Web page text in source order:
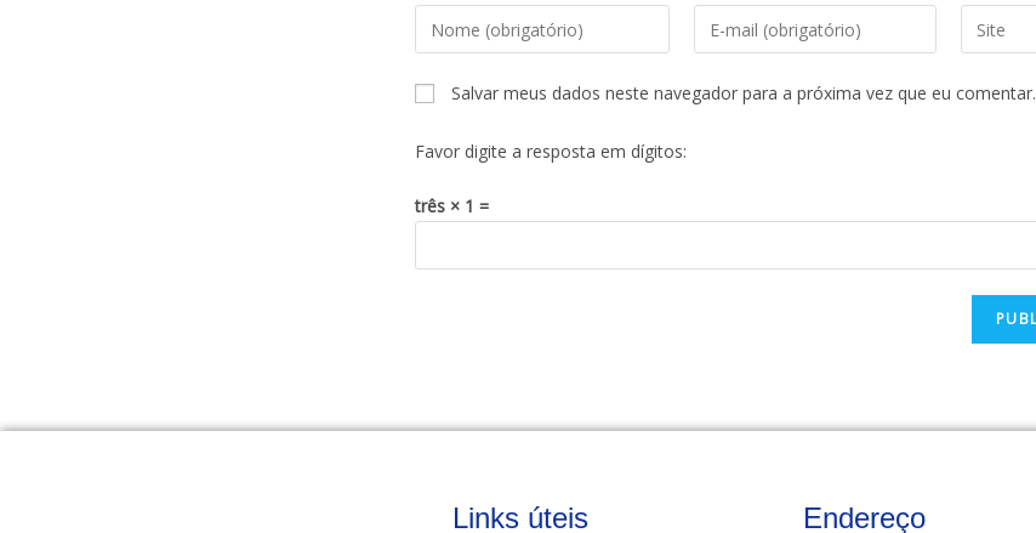
Salvar meus dados neste navegador para a próxima vez que eu comentar.
Favor digite a resposta em dígitos:
três × 1 =
Links úteis Endereço